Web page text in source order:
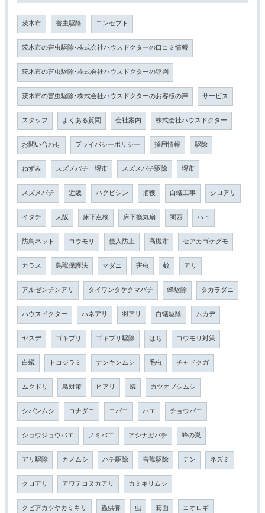
茨木市 害虫駆除 コンセプト
茨木市の害虫駆除･株式会社ハウスドクターの口コミ情報
茨木市の害虫駆除･株式会社ハウスドクターの評判
茨木市の害虫駆除･株式会社ハウスドクターのお客様の声 サービス
スタッフ よくある質問 会社案内 株式会社ハウスドクター
お問い合わせ プライバシーポリシー 採用情報 駆除
ねずみ スズメバチ 堺市 スズメバチ駆除 堺市
スズメバチ 近畿 ハクビシン 捕獲 白蟻工事 シロアリ
イタチ 大阪 床下点検 床下換気扇 関西 ハト
防鳥ネット コウモリ 侵入防止 高槻市 セアカゴケグモ
カラス 鳥獣保護法 マダニ 害虫 蚊 アリ
アルゼンチンアリ タイワンタケクマバチ 蜂駆除 タカラダニ
ハウスドクター ハネアリ 羽アリ 白蟻駆除 ムカデ
ヤスデ ゴキブリ ゴキブリ駆除 はち コウモリ対策
白蟻 トコジラミ ナンキンムシ 毛虫 チャドクガ
ムクドリ 鳥対策 ヒアリ 蟻 カツオブシムシ
シバンムシ コナダニ コバエ ハエ チョウバエ
ショウジョウバエ ノミバエ アシナガバチ 蜂の巣
アリ駆除 カメムシ ハチ駆除 害獣駆除 テン ネズミ
クロアリ アワテコヌカアリ カミキリムシ
クビアカツヤカミキリ 蟲供養 虫 箕面 コオロギ